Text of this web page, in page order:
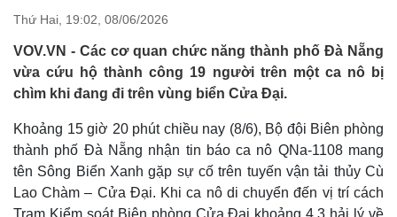
Nhận diện sự thật
Việc làm
Biển đảo
Thứ Hai, 19:02, 08/06/2026
VOV.VN - Các cơ quan chức năng thành phố Đà Nẵng
vừa cứu hộ thành công 19 người trên một ca nô bị
chìm khi đang đi trên vùng biển Cửa Đại.
Khoảng 15 giờ 20 phút chiều nay (8/6), Bộ đội Biên phòng
thành phố Đà Nẵng nhận tin báo ca nô QNa-1108 mang
tên Sông Biển Xanh gặp sự cố trên tuyến vận tải thủy Cù
Lao Chàm – Cửa Đại. Khi ca nô di chuyển đến vị trí cách
Trạm Kiểm soát Biên phòng Cửa Đại khoảng 4,3 hải lý về